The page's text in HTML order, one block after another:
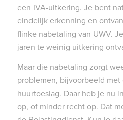
een IVA-uitkering. Je bent
eindelijk erkenning en
flinke nabetaling van UWV.
jaren te weinig uitkering
Maar die nabetaling zorgt
problemen, bijvoorbeeld met
huurtoeslag. Daar heb je nu
op, of minder recht op. Dat